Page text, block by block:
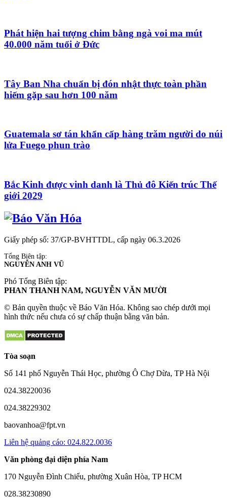
Phát hiện hai tượng chim bằng ngà voi ma mút
40.000 năm tuổi ở Đức
Tây Ban Nha chuẩn bị đón nhật thực toàn phần
hiếm gặp sau hơn 100 năm
Guatemala sơ tán khẩn cấp hàng trăm người do núi
lửa Fuego phun trào
Bắc Kinh được vinh danh là Thủ đô Kiến trúc Thế
giới 2029
Giấy phép số: 37/GP-BVHTTDL, cấp ngày 06.3.2026
Tổng Biên tập:
NGUYỄN ANH VŨ
Phó Tổng Biên tập:
PHAN THANH NAM, NGUYỄN VĂN MƯỜI
© Bản quyền thuộc về Báo Văn Hóa. Không sao chép dưới mọi
hình thức nếu chưa có sự chấp thuận bằng văn bản.
Tòa soạn
Số 141 phố Nguyễn Thái Học, phường Ô Chợ Dừa, TP Hà Nội
024.38220036
024.38229302
baovanhoa@fpt.vn
Liên hệ quảng cáo: 024.822.0036
Văn phòng đại diện phía Nam
170 Nguyễn Đình Chiểu, phường Xuân Hòa, TP HCM
028.38230890